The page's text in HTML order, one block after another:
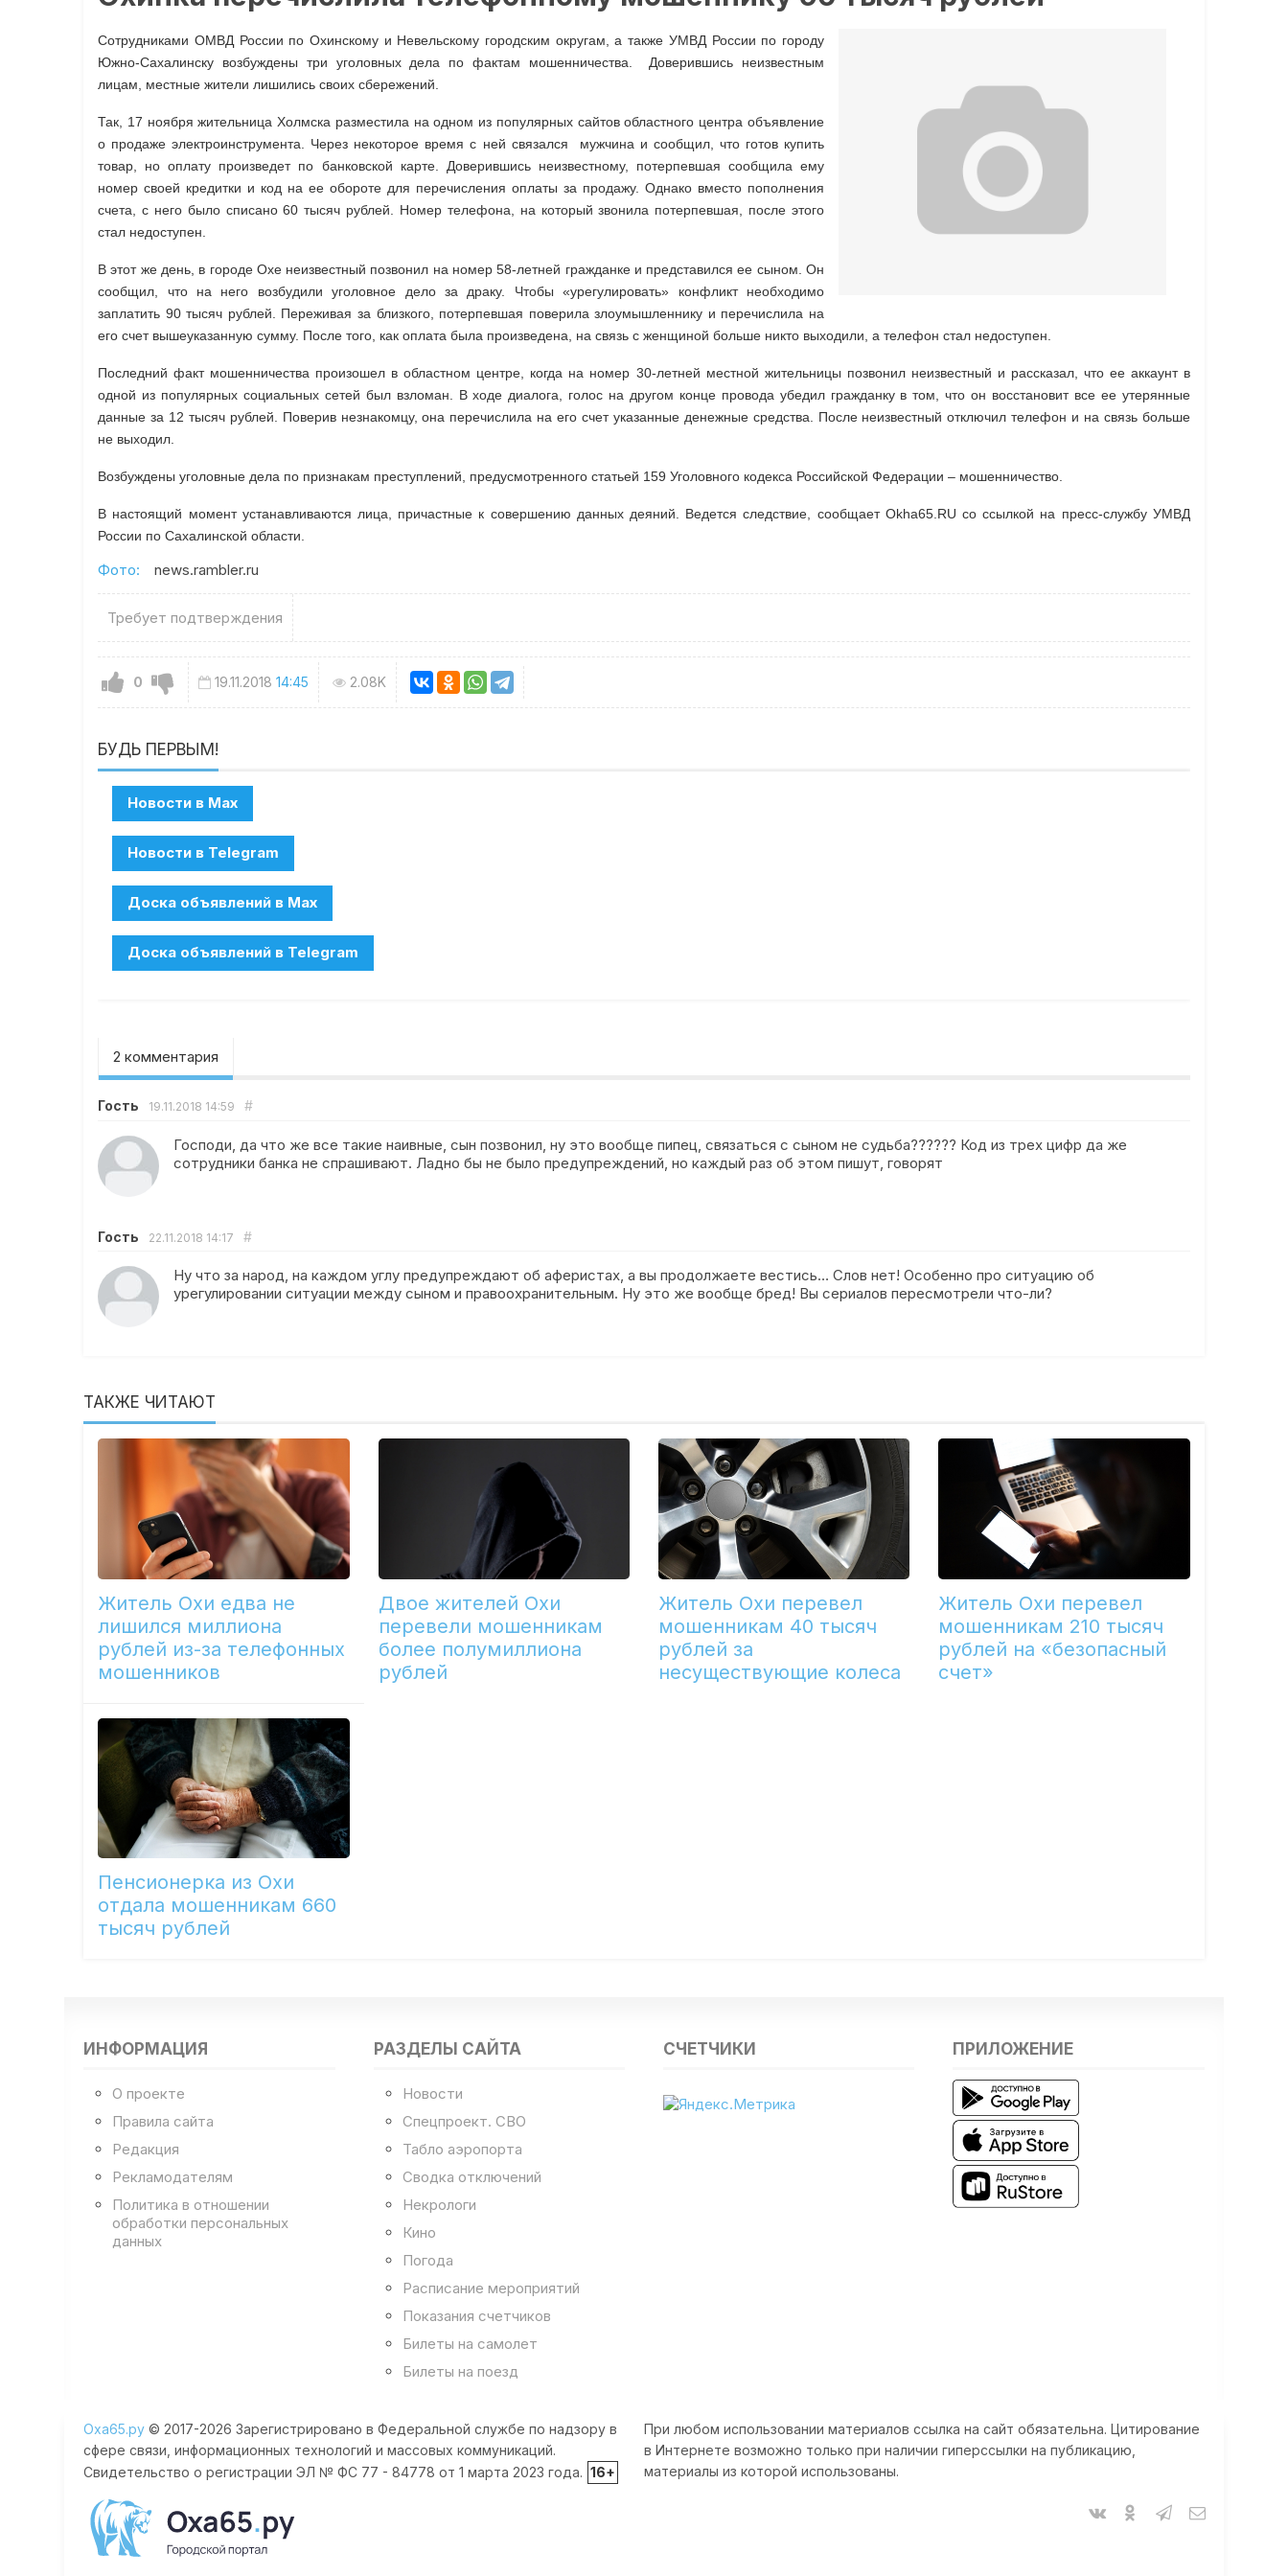
Сотрудниками ОМВД России по Охинскому и Невельскому городским округам, а также УМВД России по городу
Южно-Сахалинску возбуждены три уголовных дела по фактам мошенничества. Доверившись неизвестным
лицам, местные жители лишились своих сбережений.
Так, 17 ноября жительница Холмска разместила на одном из популярных сайтов областного центра объявление
о продаже электроинструмента. Через некоторое время с ней связался мужчина и сообщил, что готов купить
товар, но оплату произведет по банковской карте. Доверившись неизвестному, потерпевшая сообщила ему
номер своей кредитки и код на ее обороте для перечисления оплаты за продажу. Однако вместо пополнения
счета, с него было списано 60 тысяч рублей. Номер телефона, на который звонила потерпевшая, после этого
стал недоступен.
В этот же день, в городе Охе неизвестный позвонил на номер 58-летней гражданке и представился ее сыном. Он
сообщил, что на него возбудили уголовное дело за драку. Чтобы «урегулировать» конфликт необходимо
заплатить 90 тысяч рублей. Переживая за близкого, потерпевшая поверила злоумышленнику и перечислила на
его счет вышеуказанную сумму. После того, как оплата была произведена, на связь с женщиной больше никто выходили, а телефон стал недоступен.
Последний факт мошенничества произошел в областном центре, когда на номер 30-летней местной жительницы позвонил неизвестный и рассказал, что ее аккаунт в
одной из популярных социальных сетей был взломан. В ходе диалога, голос на другом конце провода убедил гражданку в том, что он восстановит все ее утерянные
данные за 12 тысяч рублей. Поверив незнакомцу, она перечислила на его счет указанные денежные средства. После неизвестный отключил телефон и на связь больше
не выходил.
Возбуждены уголовные дела по признакам преступлений, предусмотренного статьей 159 Уголовного кодекса Российской Федерации – мошенничество.
В настоящий момент устанавливаются лица, причастные к совершению данных деяний. Ведется следствие, сообщает Okha65.RU со ссылкой на пресс-службу УМВД
России по Сахалинской области.
Фото: news.rambler.ru
Требует подтверждения
0 19.11.2018 14:45 2.08K
БУДЬ ПЕРВЫМ!
2 комментария
Гость 19.11.2018 14:59 #
Господи, да что же все такие наивные, сын позвонил, ну это вообще пипец, связаться с сыном не судьба?????? Код из трех цифр да же
сотрудники банка не спрашивают. Ладно бы не было предупреждений, но каждый раз об этом пишут, говорят
Гость 22.11.2018 14:17 #
Ну что за народ, на каждом углу предупреждают об аферистах, а вы продолжаете вестись… Слов нет! Особенно про ситуацию об
урегулировании ситуации между сыном и правоохранительным. Ну это же вообще бред! Вы сериалов пересмотрели что-ли?
ТАКЖЕ ЧИТАЮТ
Житель Охи едва не
лишился миллиона
рублей из-за телефонных
мошенников
Двое жителей Охи
перевели мошенникам
более полумиллиона
рублей
Житель Охи перевел
мошенникам 40 тысяч
рублей за
несуществующие колеса
Житель Охи перевел
мошенникам 210 тысяч
рублей на «безопасный
счет»
Пенсионерка из Охи
отдала мошенникам 660
тысяч рублей
ИНФОРМАЦИЯ
О проекте
Правила сайта
Редакция
Рекламодателям
Политика в отношении
обработки персональных
данных
РАЗДЕЛЫ САЙТА
Новости
Спецпроект. СВО
Табло аэропорта
Сводка отключений
Некрологи
Кино
Погода
Расписание мероприятий
Показания счетчиков
Билеты на самолет
Билеты на поезд
СЧЕТЧИКИ ПРИЛОЖЕНИЕ
При любом использовании материалов ссылка на сайт обязательна. Цитирование
в Интернете возможно только при наличии гиперссылки на публикацию,
материалы из которой использованы.
Оха65.ру © 2017-2026 Зарегистрировано в Федеральной службе по надзору в
сфере связи, информационных технологий и массовых коммуникаций.
Свидетельство о регистрации ЭЛ № ФС 77 - 84778 от 1 марта 2023 года. 16+